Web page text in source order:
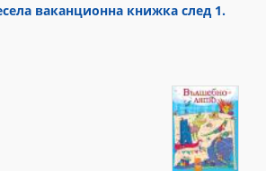
ваканционна книжка след 1.